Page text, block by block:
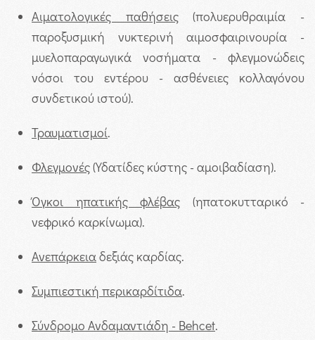
Αιματολογικές παθήσεις(πολυερυθραιμία -
παροξυσμική νυκτερινή αιμοσφαιρινουρία -
μυελοπαραγωγικά νοσήματα - φλεγμονώδεις
νόσοι του εντέρου - ασθένειες κολλαγόνου
συνδετικού ιστού).
Τραυματισμοί.
Φλεγμονές(Υδατίδες κύστης - αμοιβαδίαση).
Όγκοι ηπατικής φλέβας (ηπατοκυτταρικό -
νεφρικό καρκίνωμα).
Ανεπάρκειαδεξιάς καρδίας.
Συμπιεστική περικαρδίτιδα.
Σύνδρομο Ανδαμαντιάδη - Behcet.